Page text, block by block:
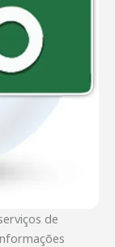
de